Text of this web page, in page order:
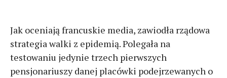
Jak oceniają francuskie media, zawiodła rządowa
strategia walki z epidemią. Polegała na
testowaniu jedynie trzech pierwszych
pensjonariuszy danej placówki podejrzewanych o